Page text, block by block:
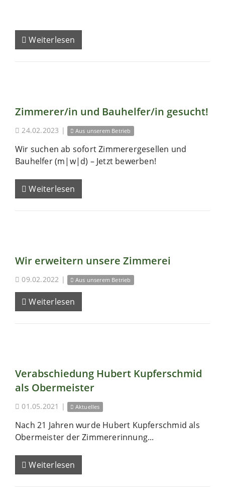
Weiterlesen
Zimmerer/in und Bauhelfer/in gesucht!
24.02.2023 | Aus unserem Betrieb
Wir suchen ab sofort Zimmerergesellen und
Bauhelfer (m|w|d) – Jetzt bewerben!
Weiterlesen
Wir erweitern unsere Zimmerei
09.02.2022 | Aus unserem Betrieb
Weiterlesen
Verabschiedung Hubert Kupferschmid
als Obermeister
01.05.2021 | Aktuelles
Nach 21 Jahren wurde Hubert Kupferschmid als
Obermeister der Zimmererinnung...
Weiterlesen